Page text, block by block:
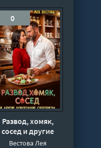
0
Развод, хомяк,
сосед и другие
новогодние
Вестова Лея